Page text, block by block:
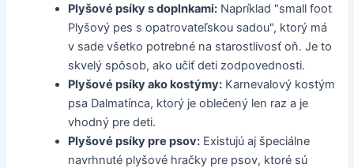
Plyšové psíky s doplnkami: Napríklad "small foot
Plyšový pes s opatrovateľskou sadou", ktorý má
v sade všetko potrebné na starostlivosť oň. Je to
skvelý spôsob, ako učiť deti zodpovednosti.
Plyšové psíky ako kostýmy: Karnevalový kostým
psa Dalmatínca, ktorý je oblečený len raz a je
vhodný pre deti.
Plyšové psíky pre psov: Existujú aj špeciálne
navrhnuté plyšové hračky pre psov, ktoré sú